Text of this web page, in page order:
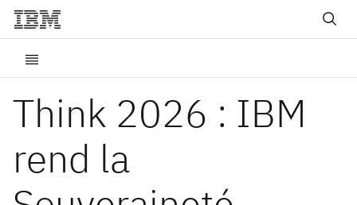
Think 2026 : IBM
rend la